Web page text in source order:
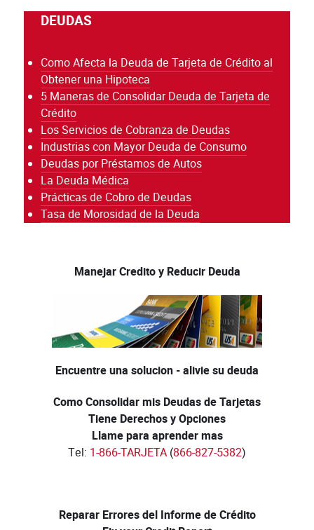
DEUDAS
Como Afecta la Deuda de Tarjeta de Crédito al
Obtener una Hipoteca
5 Maneras de Consolidar Deuda de Tarjeta de
Crédito
Los Servicios de Cobranza de Deudas
Industrias con Mayor Deuda de Consumo
Deudas por Préstamos de Autos
La Deuda Médica
Prácticas de Cobro de Deudas
Tasa de Morosidad de la Deuda
Manejar Credito y Reducir Deuda
Encuentre una solucion - alivie su deuda
Como Consolidar mis Deudas de Tarjetas
Tiene Derechos y Opciones
Llame para aprender mas
Tel: 1-866-TARJETA (866-827-5382)
Reparar Errores del Informe de Crédito